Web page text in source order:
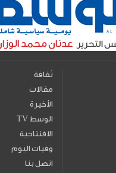
ثقافة
مقالات
الأخيرة
TV الوسط
الافتتاحية
وفيات اليوم
اتصل بنا